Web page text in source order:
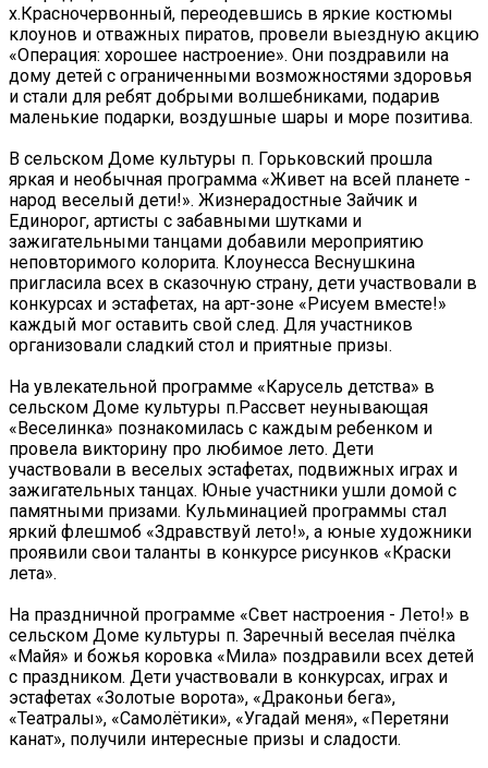
х.Красночервонный, переодевшись в яркие костюмы
клоунов и отважных пиратов, провели выездную акцию
«Операция: хорошее настроение». Они поздравили на
дому детей с ограниченными возможностями здоровья
и стали для ребят добрыми волшебниками, подарив
маленькие подарки, воздушные шары и море позитива.
В сельском Доме культуры п. Горьковский прошла
яркая и необычная программа «Живет на всей планете -
народ веселый дети!». Жизнерадостные Зайчик и
Единорог, артисты с забавными шутками и
зажигательными танцами добавили мероприятию
неповторимого колорита. Клоунесса Веснушкина
пригласила всех в сказочную страну, дети участвовали в
конкурсах и эстафетах, на арт-зоне «Рисуем вместе!»
каждый мог оставить свой след. Для участников
организовали сладкий стол и приятные призы.
На увлекательной программе «Карусель детства» в
сельском Доме культуры п.Рассвет неунывающая
«Веселинка» познакомилась с каждым ребенком и
провела викторину про любимое лето. Дети
участвовали в веселых эстафетах, подвижных играх и
зажигательных танцах. Юные участники ушли домой с
памятными призами. Кульминацией программы стал
яркий флешмоб «Здравствуй лето!», а юные художники
проявили свои таланты в конкурсе рисунков «Краски
лета».
На праздничной программе «Свет настроения - Лето!» в
сельском Доме культуры п. Заречный веселая пчёлка
«Майя» и божья коровка «Мила» поздравили всех детей
с праздником. Дети участвовали в конкурсах, играх и
эстафетах «Золотые ворота», «Драконьи бега»,
«Театралы», «Самолётики», «Угадай меня», «Перетяни
канат», получили интересные призы и сладости.